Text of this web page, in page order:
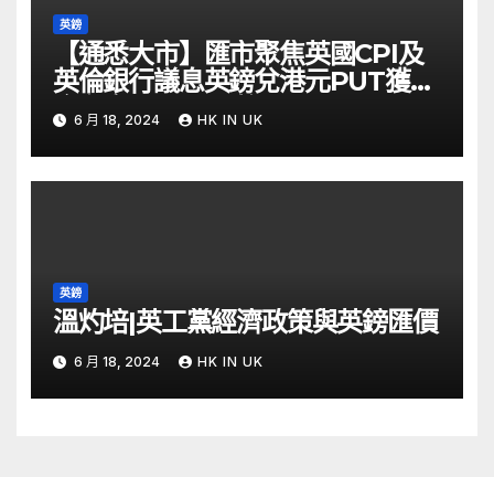
英鎊
【通悉大市】匯市聚焦英國CPI及
英倫銀行議息英鎊兌港元PUT獲資
金留意 – Now 財經
6 月 18, 2024 HK IN UK
英鎊
溫灼培|英工黨經濟政策與英鎊匯價
6 月 18, 2024 HK IN UK